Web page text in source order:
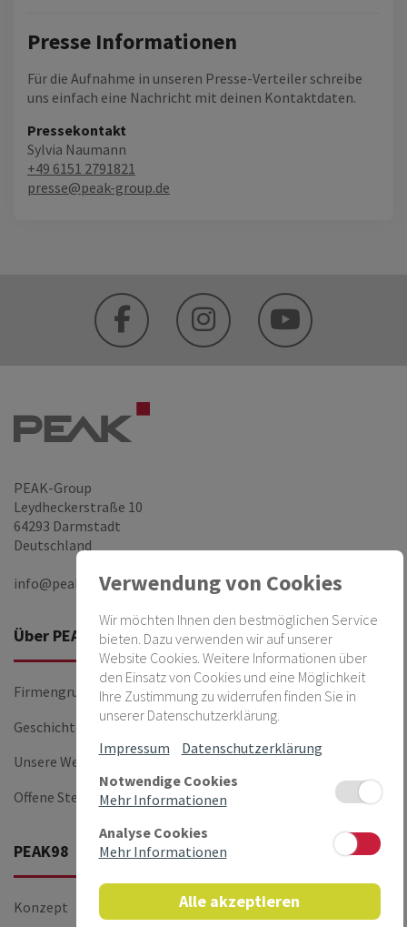
Presse Informationen
Für die Aufnahme in unseren Presse-Verteiler schreibe
uns einfach eine Nachricht mit deinen Kontaktdaten.
Pressekontakt
Sylvia Naumann
+49 6151 2791821
presse@peak-group.de
PEAK-Group
Leydheckerstraße 10
64293 Darmstadt
Deutschland
info@peak-group.de
Über PEAK
Firmengruppe
Geschichte
Unsere Werte
Offene Stellen
Firmen
PEAKnx
PEAK-14
PEAK98
Konzept
Verwendung von Cookies
Wir möchten Ihnen den bestmöglichen Service
bieten. Dazu verwenden wir auf unserer
Website Cookies. Weitere Informationen über
den Einsatz von Cookies und eine Möglichkeit
Ihre Zustimmung zu widerrufen finden Sie in
unserer Datenschutzerklärung.
Impressum
Datenschutzerklärung
Notwendige Cookies
Mehr Informationen
Analyse Cookies
Mehr Informationen
Alle akzeptieren